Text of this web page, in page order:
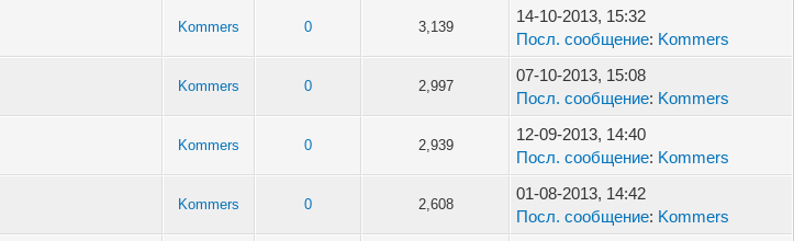
Kommers 0 3,139
14-10-2013, 15:32
Посл. сообщение: Kommers
Kommers 0 2,997
07-10-2013, 15:08
Посл. сообщение: Kommers
Kommers 0 2,939
12-09-2013, 14:40
Посл. сообщение: Kommers
Kommers 0 2,608
01-08-2013, 14:42
Посл. сообщение: Kommers